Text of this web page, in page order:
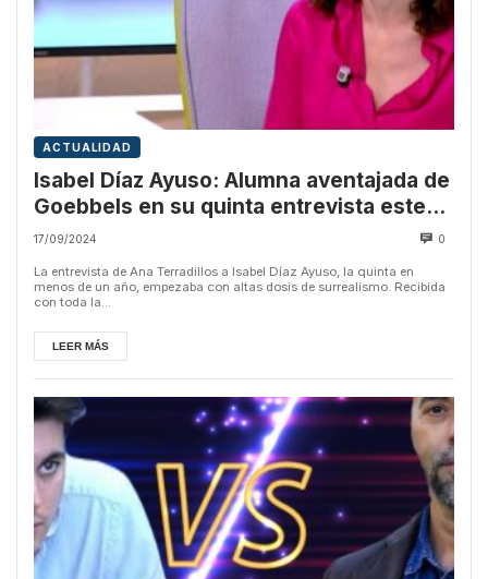
ACTUALIDAD
Isabel Díaz Ayuso: Alumna aventajada de
Goebbels en su quinta entrevista este
año en La Mirada Crítica
17/09/2024 0
La entrevista de Ana Terradillos a Isabel Díaz Ayuso, la quinta en
menos de un año, empezaba con altas dosis de surrealismo. Recibida
con toda la...
LEER MÁS